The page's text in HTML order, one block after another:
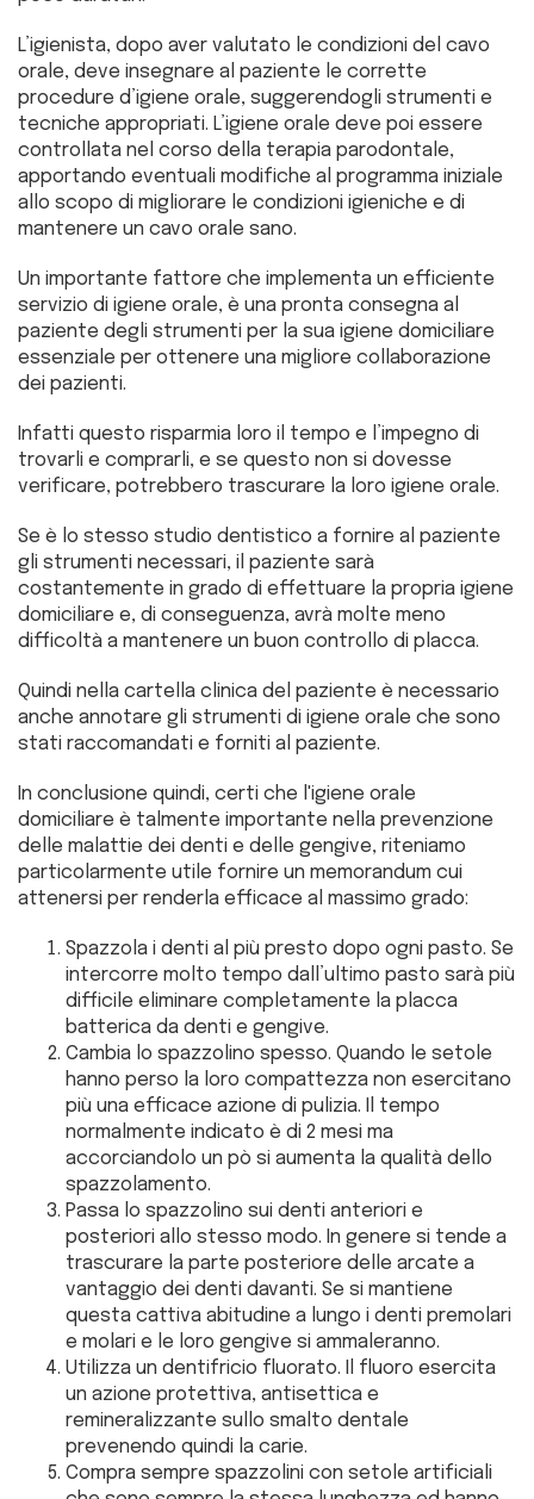
L’igienista, dopo aver valutato le condizioni del cavo
orale, deve insegnare al paziente le corrette
procedure d’igiene orale, suggerendogli strumenti e
tecniche appropriati. L’igiene orale deve poi essere
controllata nel corso della terapia parodontale,
apportando eventuali modifiche al programma iniziale
allo scopo di migliorare le condizioni igieniche e di
mantenere un cavo orale sano.
Un importante fattore che implementa un efficiente
servizio di igiene orale, è una pronta consegna al
paziente degli strumenti per la sua igiene domiciliare
essenziale per ottenere una migliore collaborazione
dei pazienti.
Infatti questo risparmia loro il tempo e l’impegno di
trovarli e comprarli, e se questo non si dovesse
verificare, potrebbero trascurare la loro igiene orale.
Se è lo stesso studio dentistico a fornire al paziente
gli strumenti necessari, il paziente sarà
costantemente in grado di effettuare la propria igiene
domiciliare e, di conseguenza, avrà molte meno
difficoltà a mantenere un buon controllo di placca.
Quindi nella cartella clinica del paziente è necessario
anche annotare gli strumenti di igiene orale che sono
stati raccomandati e forniti al paziente.
In conclusione quindi, certi che l'igiene orale
domiciliare è talmente importante nella prevenzione
delle malattie dei denti e delle gengive, riteniamo
particolarmente utile fornire un memorandum cui
attenersi per renderla efficace al massimo grado:
Spazzola i denti al più presto dopo ogni pasto. Se
intercorre molto tempo dall’ultimo pasto sarà più
difficile eliminare completamente la placca
batterica da denti e gengive.
Cambia lo spazzolino spesso. Quando le setole
hanno perso la loro compattezza non esercitano
più una efficace azione di pulizia. Il tempo
normalmente indicato è di 2 mesi ma
accorciandolo un pò si aumenta la qualità dello
spazzolamento.
Passa lo spazzolino sui denti anteriori e
posteriori allo stesso modo. In genere si tende a
trascurare la parte posteriore delle arcate a
vantaggio dei denti davanti. Se si mantiene
questa cattiva abitudine a lungo i denti premolari
e molari e le loro gengive si ammaleranno.
Utilizza un dentifricio fluorato. Il fluoro esercita
un azione protettiva, antisettica e
remineralizzante sullo smalto dentale
prevenendo quindi la carie.
Compra sempre spazzolini con setole artificiali